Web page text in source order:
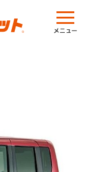
メニュー